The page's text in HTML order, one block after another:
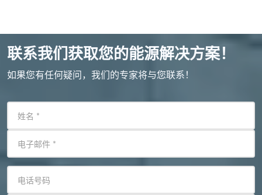
联系我们获取您的能源解决方案！
如果您有任何疑问，我们的专家将与您联系！
姓名 *
电子邮件 *
电话号码